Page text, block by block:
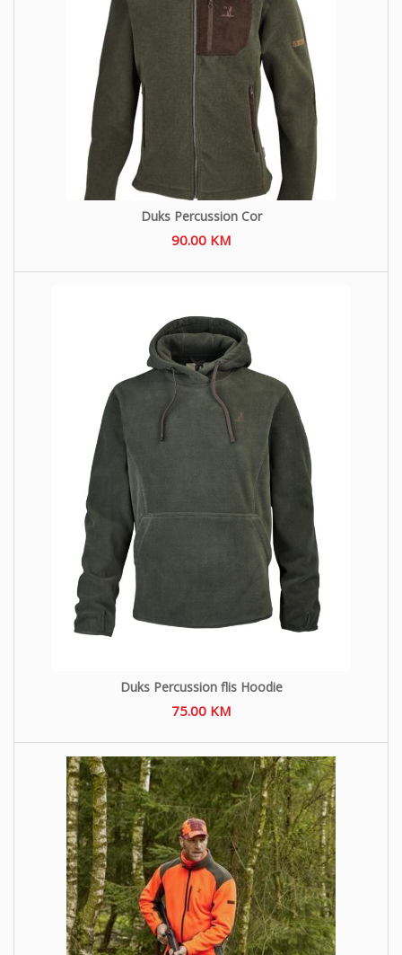
Duks Percussion Cor
90.00 KM
Duks Percussion flis Hoodie
75.00 KM